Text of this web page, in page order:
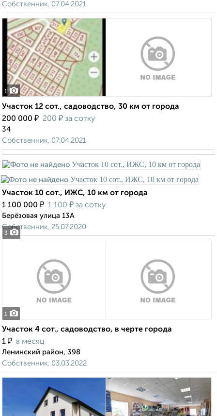
Собственник, 07.04.2021
1
Участок 12 сот., садоводство, 30 км от города
200 000 ₽ 200 ₽ за сотку
34
Собственник, 07.04.2021
3
Участок 10 сот., ИЖС, 10 км от города
1 100 000 ₽ 1 100 ₽ за сотку
Берёзовая улица 13А
Собственник, 25.07.2020
1
Участок 4 сот., садоводство, в черте города
1 ₽ в месяц
Ленинский район, 398
Собственник, 03.03.2022